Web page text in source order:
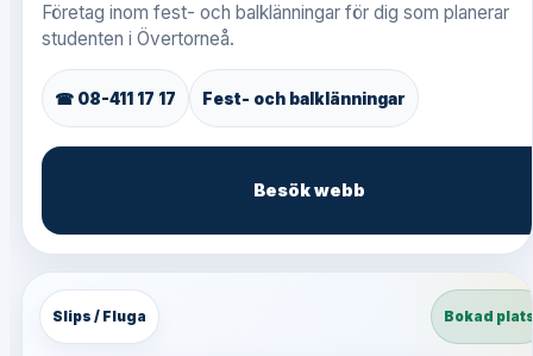
Företag inom fest- och balklänningar för dig som planerar
studenten i Övertorneå.
☎ 08-411 17 17 Fest- och balklänningar
Besök webb
Slips / Fluga Bokad